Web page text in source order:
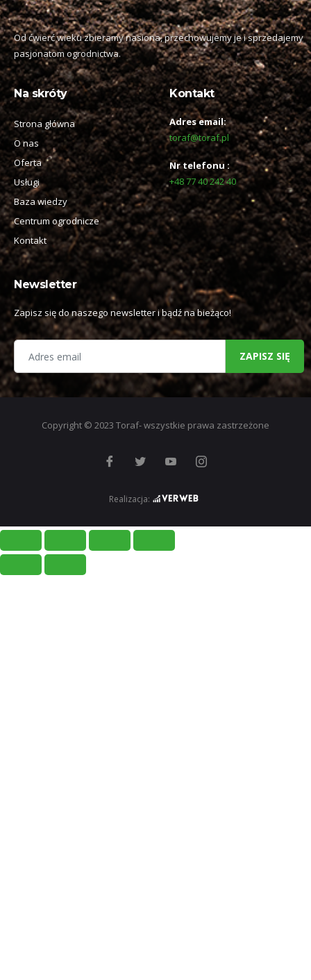
Od ćwierć wieku zbieramy nasiona, przechowujemy je i sprzedajemy
pasjonatom ogrodnictwa.
Na skróty
Strona główna
O nas
Oferta
Usługi
Baza wiedzy
Centrum ogrodnicze
Kontakt
Kontakt
Adres email:
toraf@toraf.pl
Nr telefonu :
+48 77 40 242 40
Newsletter
Zapisz się do naszego newsletter i bądź na bieżąco!
ZAPISZ SIĘ
Copyright © 2023 Toraf- wszystkie prawa zastrzeżone
Realizacja: